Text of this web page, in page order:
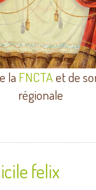
la FNCTA et de
régionale
felix